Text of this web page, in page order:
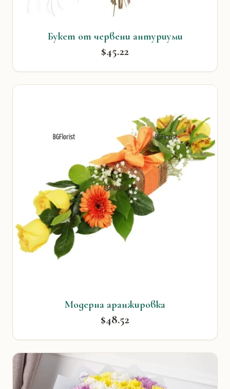
Букет от червени антуриуми
$45.22
Модерна аранжировка
$48.52